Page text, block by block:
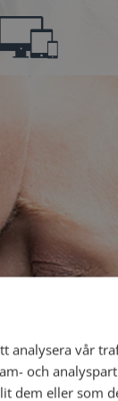
Bli
Jag är en:
analysera vår
och
dem eller som